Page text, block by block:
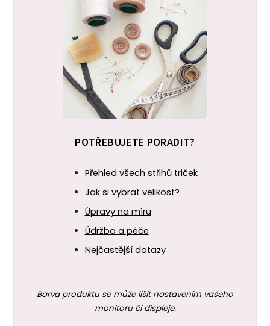
POTŘEBUJETE PORADIT?
Přehled všech střihů triček
Jak si vybrat velikost?
Úpravy na míru
Údržba a péče
Nejčastější dotazy
Barva produktu se může lišit nastavením vašeho
monitoru či displeje.